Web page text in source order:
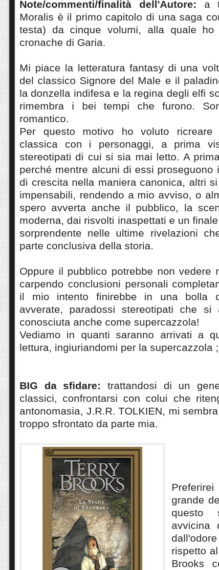
Note/commenti/finalità dell'Autore: a
Moralis è il primo capitolo di una saga
testa) da cinque volumi, alla quale
cronache di Garia.
Mi piace la letteratura fantasy di una
del classico Signore del Male e il
la donzella indifesa e la regina degli elfi
rimembra i bei tempi che furono.
romantico.
Per questo motivo ho voluto ricreare
classica con i personaggi, a prima
stereotipati di cui si sia mai letto. A
perché mentre alcuni di essi proseguono
di crescita nella maniera canonica, altri
impensabili, rendendo a mio avviso, o
spero avverta anche il pubblico, la
moderna, dai risvolti inaspettati e un
sorprendente nelle ultime rivelazioni
parte conclusiva della storia.
Oppure il pubblico potrebbe non vedere
carpendo conclusioni personali
il mio intento finirebbe in una bolla
avverate, paradossi stereotipati che si
conosciuta anche come supercazzola!
Vediamo in quanti saranno arrivati a
lettura, ingiuriandomi per la supercazzola
BIG da sfidare:
trattandosi di un
classici, confrontarsi con colui che
antonomasia, J.R.R. TOLKIEN, mi
troppo sfrontato da parte mia.
grande
questo
avvicina
rispetto
Brooks